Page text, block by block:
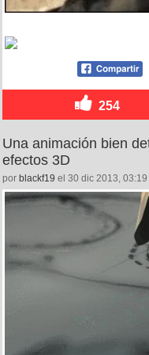
254
Una animación bien
efectos 3D
por blackf19 el 30 dic 2013, 03:19